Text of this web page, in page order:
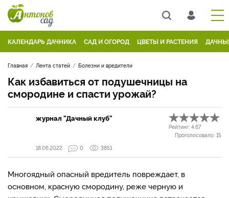
КАЛЕНДАРЬ ДАЧНИКА САД И ОГОРОД ЦВЕТЫ И РАСТЕНИЯ
Главная Лента статей Болезни и вредители
Как избавиться от подушечницы на
смородине и спасти урожай?
журнал "Дачный клуб"
Рейтинг: 4.67
Проголосовало: 15
18.06.2022
0 3851
Многоядный опасный вредитель повреждает, в
основном, красную смородину, реже черную и